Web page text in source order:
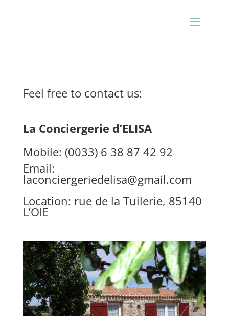
Feel free to contact us:
La Conciergerie d’ELISA
Mobile: (0033) 6 38 87 42 92
Email:
laconciergeriedelisa@gmail.com
Location: rue de la Tuilerie, 85140
L’OIE